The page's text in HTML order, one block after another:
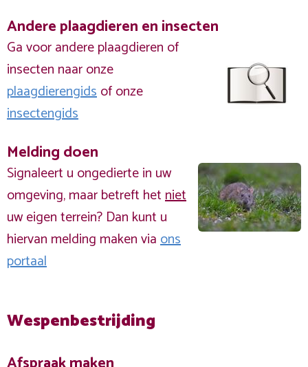
Andere plaagdieren en insecten
Ga voor andere plaagdieren of
insecten naar onze
plaagdierengidsof onze
insectengids
Melding doen
Signaleert u ongedierte in uw
omgeving, maar betreft hetniet
uw eigen terrein? Dan kunt u
hiervan melding maken viaons
portaal
Wespenbestrijding